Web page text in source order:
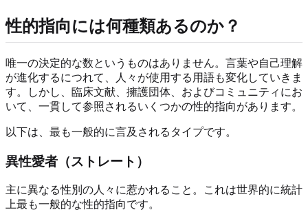
性的指向には何種類あるのか？
唯一の決定的な数というものはありません。言葉や自己理解
が進化するにつれて、人々が使用する用語も変化していきま
す。しかし、臨床文献、擁護団体、およびコミュニティにお
いて、一貫して参照されるいくつかの性的指向があります。
以下は、最も一般的に言及されるタイプです。
異性愛者（ストレート）
主に異なる性別の人々に惹かれること。これは世界的に統計
上最も一般的な性的指向です。